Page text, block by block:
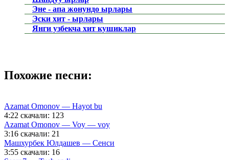
Эне - апа жонундо ырлары
Эски хит - ырлары
Янги узбекча хит кушиклар
Похожие песни:
Azamat Omonov — Hayot bu
4:22 скачали: 123
Azamat Omonov — Voy — voy
3:16 скачали: 21
Машхурбек Юлдашев — Сенси
3:55 скачали: 16